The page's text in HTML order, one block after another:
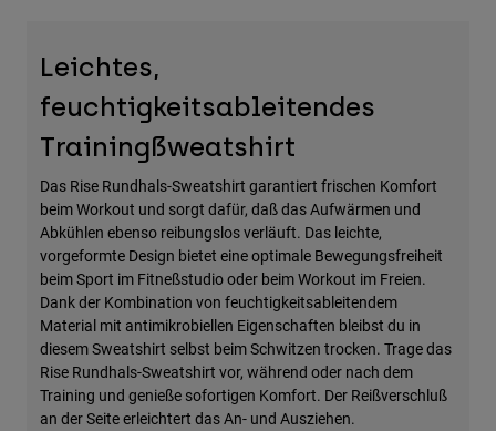
Alles in Accessoires
Taschen & Rucksäcke
Hüte & Mützen
Leichtes,
feuchtigkeitsableitendes
Trainingßweatshirt
Das Rise Rundhals-Sweatshirt garantiert frischen Komfort
beim Workout und sorgt dafür, daß das Aufwärmen und
Abkühlen ebenso reibungslos verläuft. Das leichte,
vorgeformte Design bietet eine optimale Bewegungsfreiheit
beim Sport im Fitneßstudio oder beim Workout im Freien.
Dank der Kombination von feuchtigkeitsableitendem
Material mit antimikrobiellen Eigenschaften bleibst du in
diesem Sweatshirt selbst beim Schwitzen trocken. Trage das
Rise Rundhals-Sweatshirt vor, während oder nach dem
Training und genieße sofortigen Komfort. Der Reißverschluß
an der Seite erleichtert das An- und Ausziehen.